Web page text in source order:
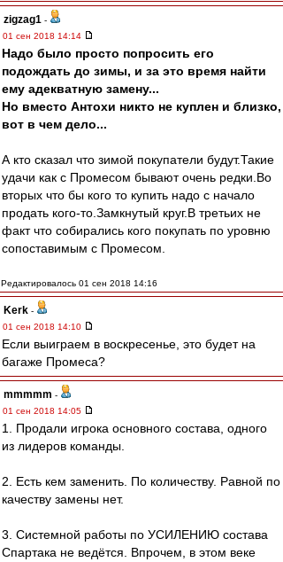
zigzag1 -
01 сен 2018 14:14
Надо было просто попросить его
подождать до зимы, и за это время найти
ему адекватную замену...
Но вместо Антохи никто не куплен и близко,
вот в чем дело...
А кто сказал что зимой покупатели будут.Такие
удачи как с Промесом бывают очень редки.Во
вторых что бы кого то купить надо с начало
продать кого-то.Замкнутый круг.В третьих не
факт что собирались кого покупать по уровню
сопоставимым с Промесом.
Редактировалось 01 сен 2018 14:16
Kerk -
01 сен 2018 14:10
Если выиграем в воскресенье, это будет на
багаже Промеса?
mmmmm -
01 сен 2018 14:05
1. Продали игрока основного состава, одного
из лидеров команды.
2. Есть кем заменить. По количеству. Равной по
качеству замены нет.
3. Системной работы по УСИЛЕНИЮ состава
Спартака не ведётся. Впрочем, в этом веке